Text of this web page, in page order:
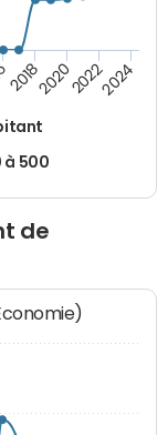
à 500
2018202020222024
de